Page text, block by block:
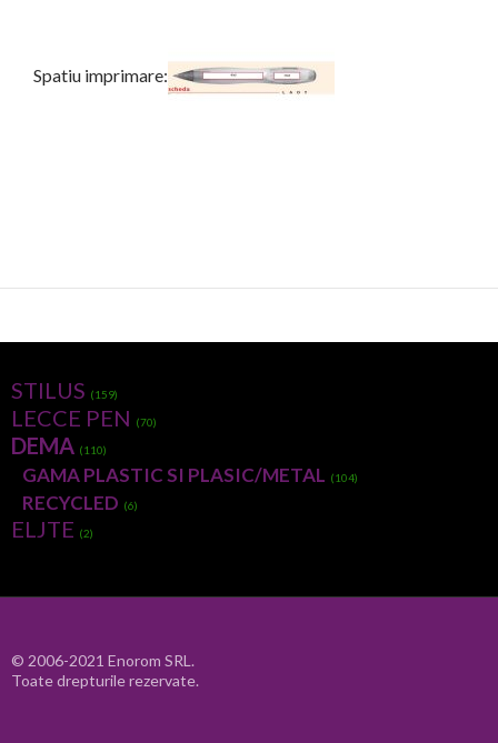
Spatiu imprimare:
STILUS (159)
LECCE PEN (70)
DEMA (110)
GAMA PLASTIC SI PLASIC/METAL (104)
RECYCLED (6)
ELJTE (2)
© 2006-2021 Enorom SRL.
Toate drepturile rezervate.